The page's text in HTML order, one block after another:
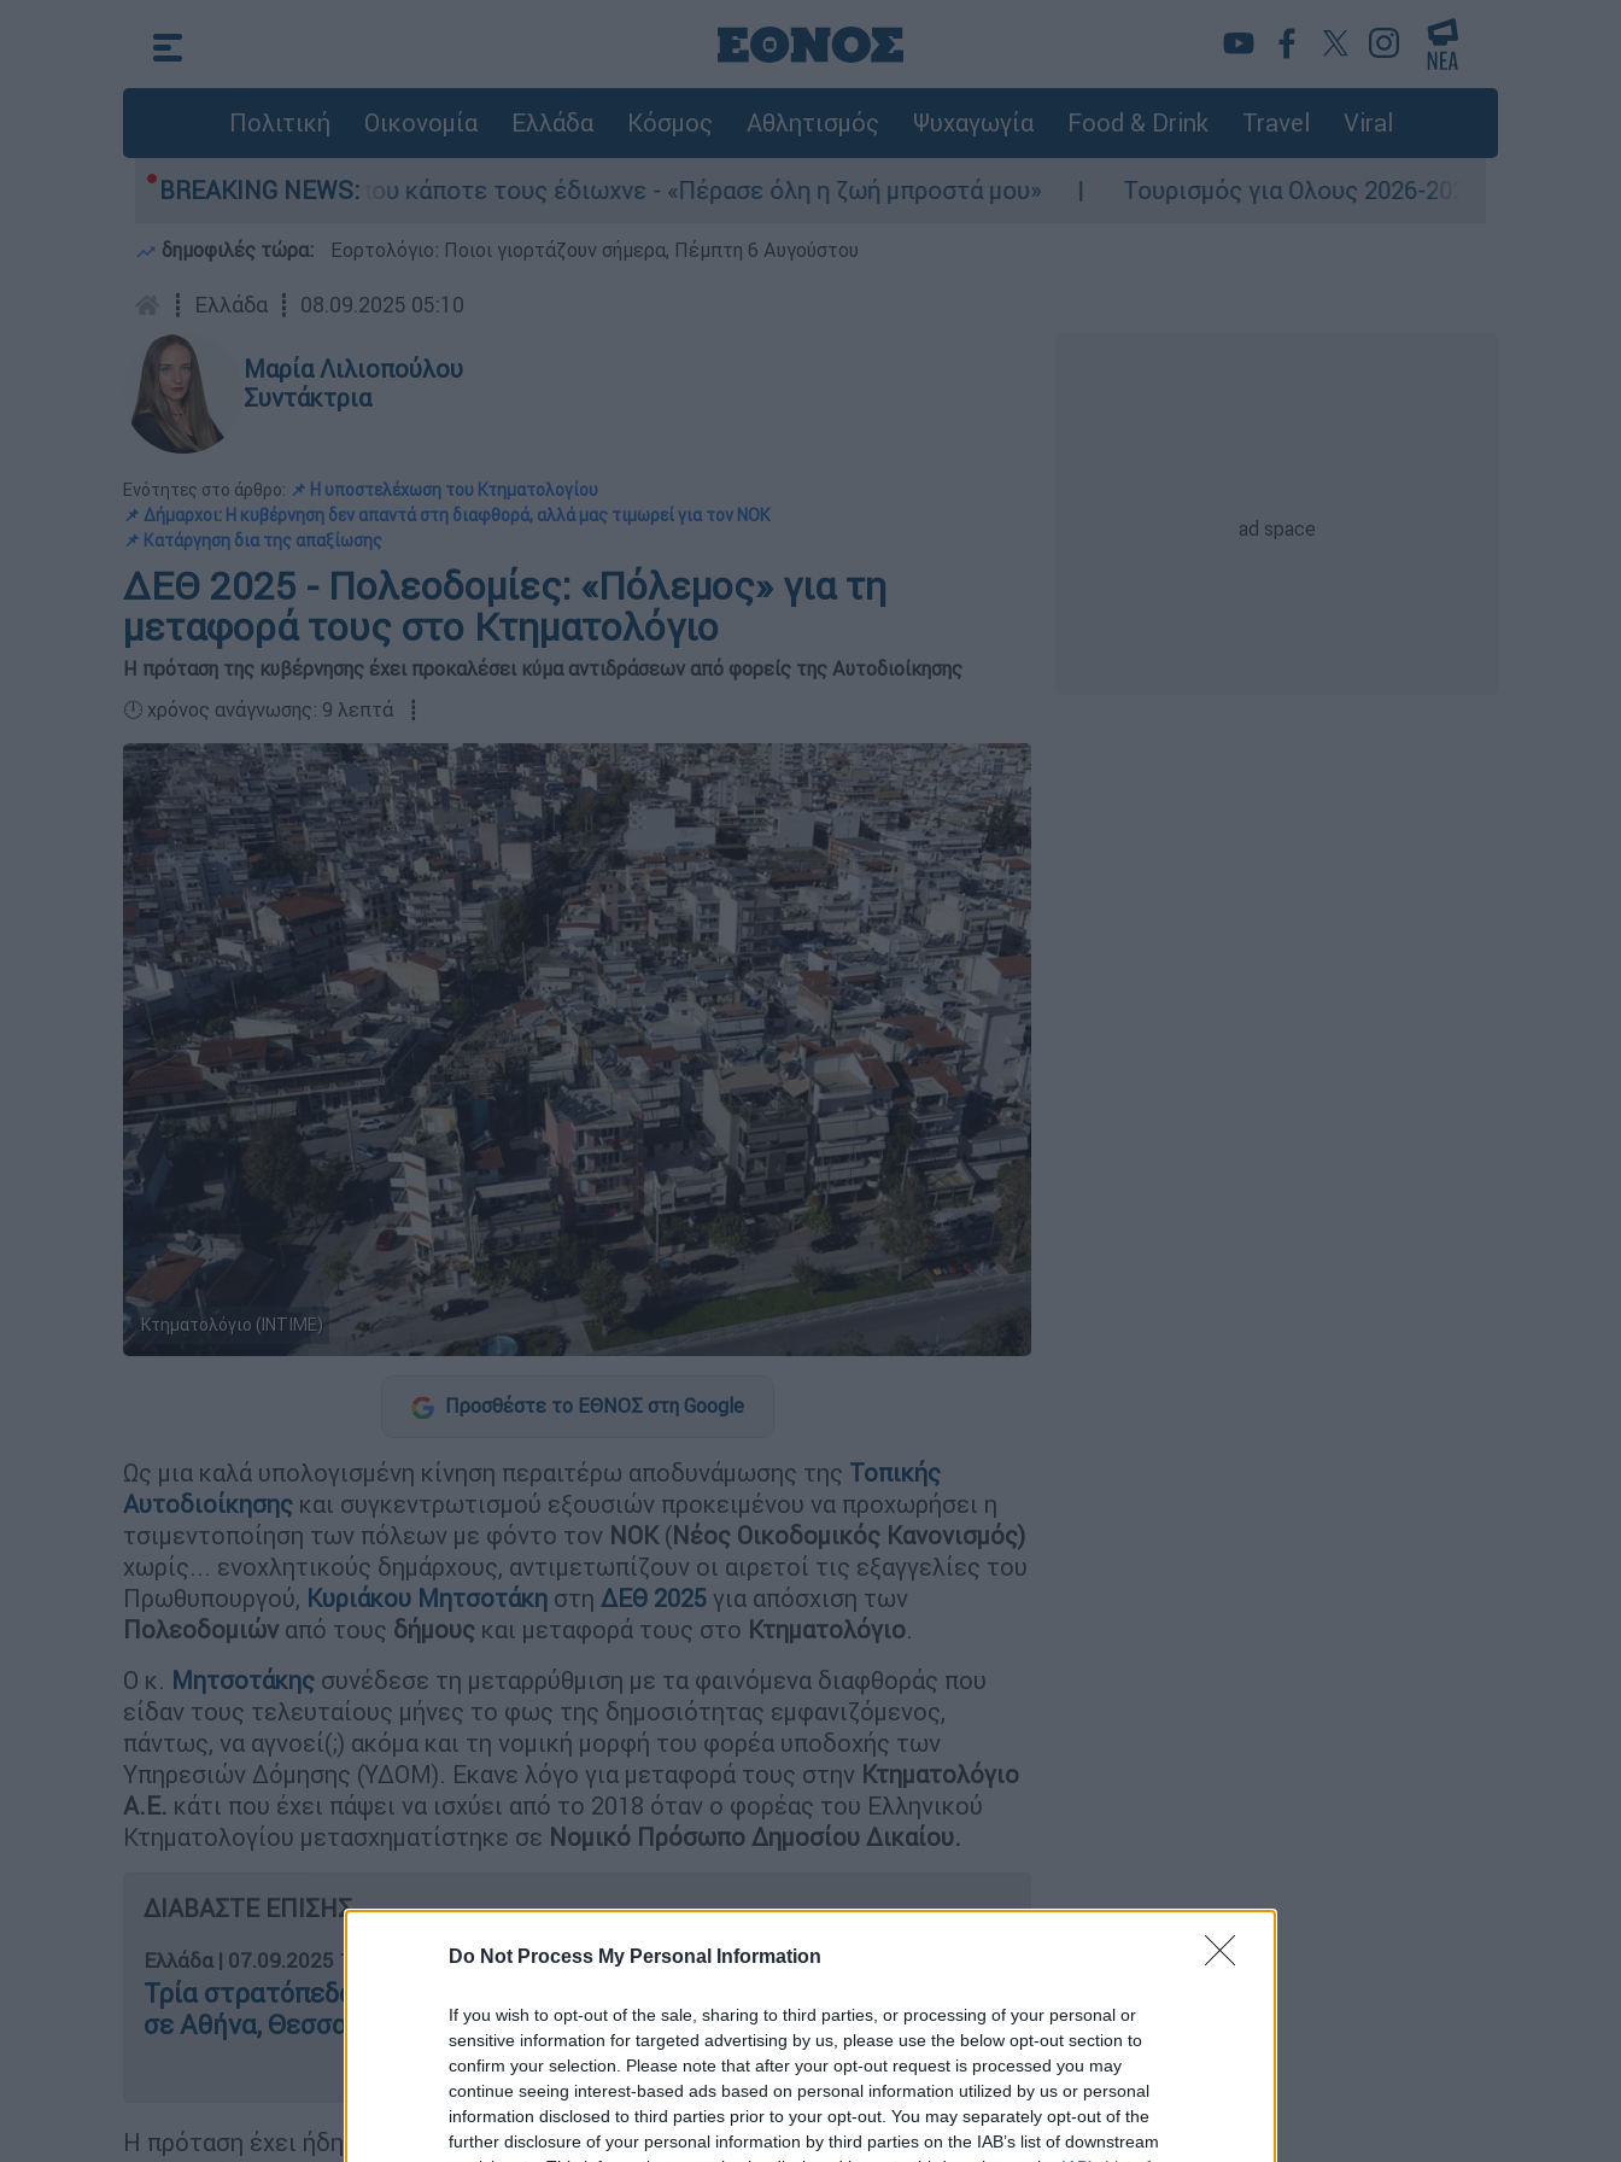
Do Not Process My Personal Information
If you wish to opt-out of the sale, sharing to third parties, or processing of your personal or
sensitive information for targeted advertising by us, please use the below opt-out section to
confirm your selection. Please note that after your opt-out request is processed you may
continue seeing interest-based ads based on personal information utilized by us or personal
information disclosed to third parties prior to your opt-out. You may separately opt-out of the
further disclosure of your personal information by third parties on the IAB’s list of downstream
Πολιτική Οικονομία Ελλάδα Κόσμος Αθλητισμός Ψυχαγωγία Food & Drink Travel Viral
BREAKING NEWS:
τη γειτονιά που κάποτε τους έδιωχνε - «Πέρασε όλη η ζωή μπροστά μου» Τουρισμός για Ολους 2026-2027: Τα SOS για να
δημοφιλές τώρα: Εορτολόγιο: Ποιοι γιορτάζουν σήμερα, Πέμπτη 6 Αυγούστου
┋ Ελλάδα ┋ 08.09.2025 05:10
Μαρία Λιλιοπούλου
Συντάκτρια
Ενότητες στο άρθρο: 📌 Η υποστελέχωση του Κτηματολογίου
📌 Δήμαρχοι: Η κυβέρνηση δεν απαντά στη διαφθορά, αλλά μας τιμωρεί για τον ΝΟΚ
📌 Κατάργηση δια της απαξίωσης
ΔΕΘ 2025 - Πολεοδομίες: «Πόλεμος» για τη
μεταφορά τους στο Κτηματολόγιο
Η πρόταση της κυβέρνησης έχει προκαλέσει κύμα αντιδράσεων από φορείς της Αυτοδιοίκησης
🕛 χρόνος ανάγνωσης: 9 λεπτά ┋
Κτηματολόγιο (INTIME)
Προσθέστε το ΕΘΝΟΣ στη Google
Ως μια καλά υπολογισμένη κίνηση περαιτέρω αποδυνάμωσης της Τοπικής
Αυτοδιοίκησης και συγκεντρωτισμού εξουσιών προκειμένου να προχωρήσει η
τσιμεντοποίηση των πόλεων με φόντο τον ΝΟΚ (Νέος Οικοδομικός Κανονισμός)
χωρίς... ενοχλητικούς δημάρχους, αντιμετωπίζουν οι αιρετοί τις εξαγγελίες του
Πρωθυπουργού, Κυριάκου Μητσοτάκη στη ΔΕΘ 2025 για απόσχιση των
Πολεοδομιών από τους δήμους και μεταφορά τους στο Κτηματολόγιο.
Ο κ. Μητσοτάκης συνέδεσε τη μεταρρύθμιση με τα φαινόμενα διαφθοράς που
είδαν τους τελευταίους μήνες το φως της δημοσιότητας εμφανιζόμενος,
πάντως, να αγνοεί(;) ακόμα και τη νομική μορφή του φορέα υποδοχής των
Υπηρεσιών Δόμησης (ΥΔΟΜ). Εκανε λόγο για μεταφορά τους στην Κτηματολόγιο
Α.Ε. κάτι που έχει πάψει να ισχύει από το 2018 όταν ο φορέας του Ελληνικού
Κτηματολογίου μετασχηματίστηκε σε Νομικό Πρόσωπο Δημοσίου Δικαίου.
ΔΙΑΒΑΣΤΕ ΕΠΙΣΗΣ
Ελλάδα | 07.09.2025 12:58
Τρία στρατόπεδα παραχωρούνται για ανέγερση 2.000 διαμερισμάτων
σε Αθήνα, Θεσσαλονίκη και Πάτρα
Η πρόταση έχει ήδη προκαλέσει κύμα αντιδράσεων από φορείς της